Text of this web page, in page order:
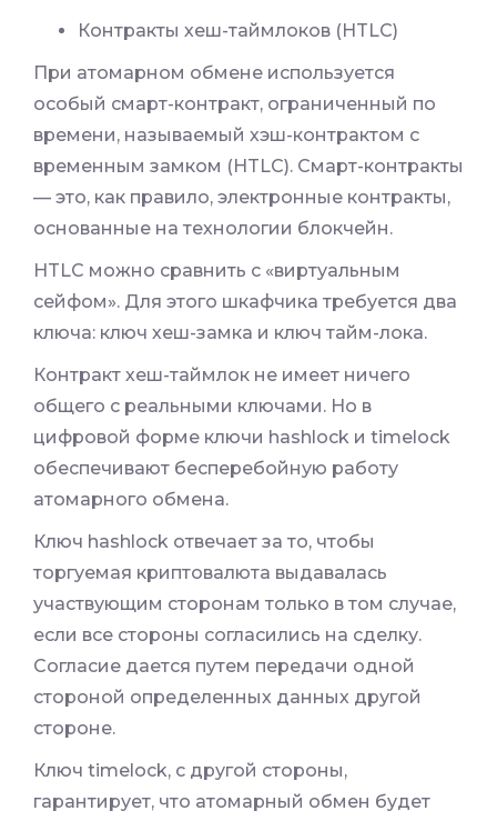
Контракты хеш-таймлоков (HTLC)
При атомарном обмене используется
особый смарт-контракт, ограниченный по
времени, называемый хэш-контрактом с
временным замком (HTLC). Смарт-контракты
— это, как правило, электронные контракты,
основанные на технологии блокчейн.
HTLC можно сравнить с «виртуальным
сейфом». Для этого шкафчика требуется два
ключа: ключ хеш-замка и ключ тайм-лока.
Контракт хеш-таймлок не имеет ничего
общего с реальными ключами. Но в
цифровой форме ключи hashlock и timelock
обеспечивают бесперебойную работу
атомарного обмена.
Ключ hashlock отвечает за то, чтобы
торгуемая криптовалюта выдавалась
участвующим сторонам только в том случае,
если все стороны согласились на сделку.
Согласие дается путем передачи одной
стороной определенных данных другой
стороне.
Ключ timelock, с другой стороны,
гарантирует, что атомарный обмен будет